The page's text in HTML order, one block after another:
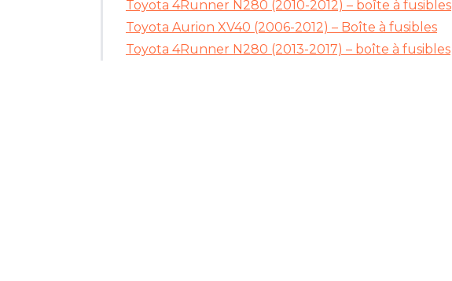
Toyota 4Runner N280 (2010-2012) – boîte à fusibles
Toyota Aurion XV40 (2006-2012) – Boîte à fusibles
Toyota 4Runner N280 (2013-2017) – boîte à fusibles